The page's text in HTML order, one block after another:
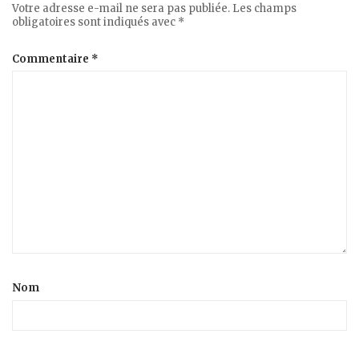
Votre adresse e-mail ne sera pas publiée. Les champs
obligatoires sont indiqués avec *
Commentaire *
Nom